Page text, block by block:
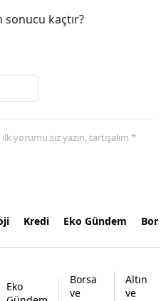
sonucu kaçtır?
yorumu siz yazın, tartışalım *
Kredi Eko Gündem
Eko
Borsa
ve
Altın
ve